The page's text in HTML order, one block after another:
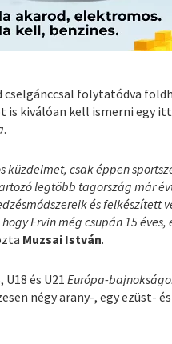
folytatódva
kiválóan kell ismerni egy
.
csak éppen
legtöbb tagország már
és felkészített
Ervin még csupán 15 éves,
Muzsai István.
U18 és U21Európa-
négy arany-, egy ezüst-